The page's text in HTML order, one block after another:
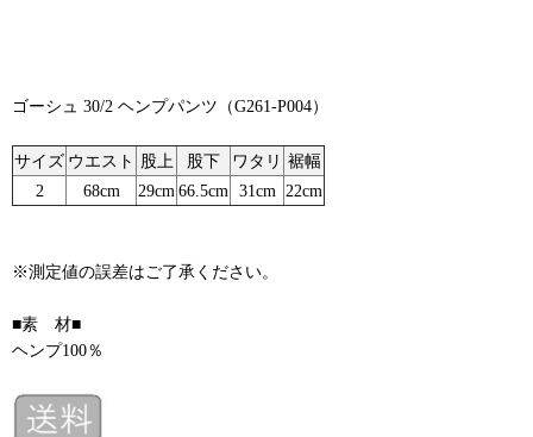
ゴーシュ 30/2 ヘンプパンツ（G261-P004）
サイズ ウエスト 股上 股下 ワタリ 裾幅
2
68cm 29cm 66.5cm 31cm 22cm
※測定値の誤差はご了承ください。
■素 材■
ヘンプ100％